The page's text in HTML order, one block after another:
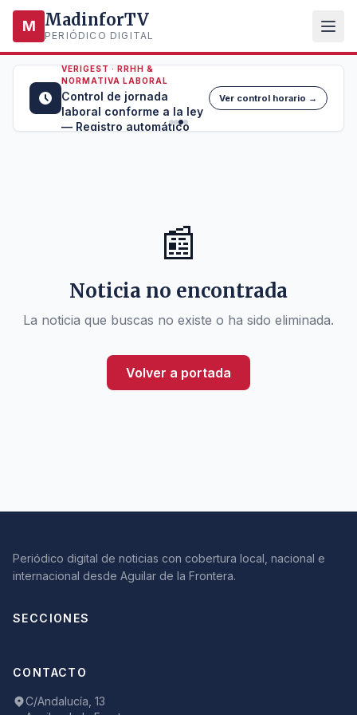
M MadinforTV
PERIÓDICO DIGITAL
VERIGEST · RRHH &
NORMATIVA LABORAL
Control de jornada
laboral conforme a la ley
— Registro automático
Ver control horario →
📰
Noticia no encontrada
La noticia que buscas no existe o ha sido eliminada.
Volver a portada
Periódico digital de noticias con cobertura local, nacional e
internacional desde Aguilar de la Frontera.
SECCIONES
CONTACTO
C/Andalucía, 13